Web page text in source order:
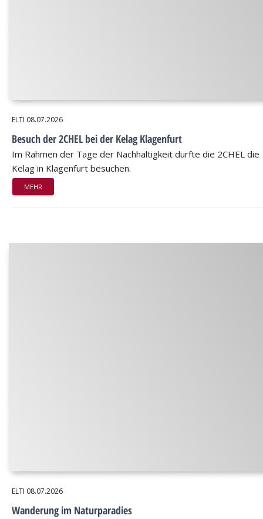
ELTI 08.07.2026
Besuch der 2CHEL bei der Kelag Klagenfurt
Im Rahmen der Tage der Nachhaltigkeit durfte die 2CHEL die
Kelag in Klagenfurt besuchen.
MEHR
ELTI 08.07.2026
Wanderung im Naturparadies